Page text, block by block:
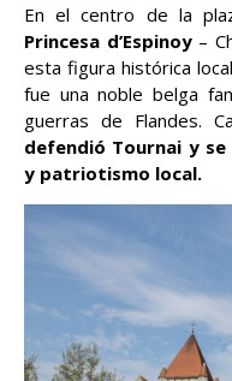
En el centro de la
Princesa d’Espinoy –
esta figura histórica
fue una noble belga
guerras de Flandes.
defendió Tournai y
y patriotismo local.